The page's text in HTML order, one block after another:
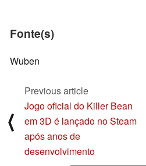
Fonte(s)
Wuben
⟨
Previous article
Jogo oficial do Killer Bean
em 3D é lançado no Steam
após anos de
desenvolvimento